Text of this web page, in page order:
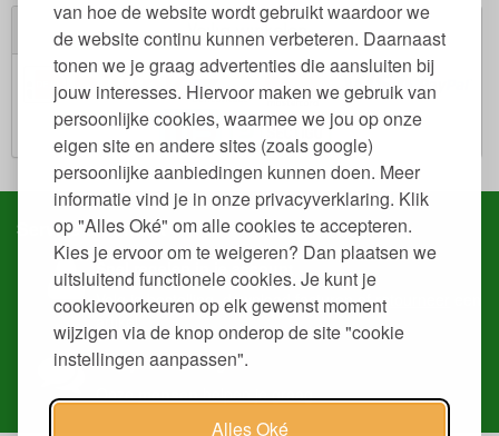
van hoe de website wordt gebruikt waardoor we
de website continu kunnen verbeteren. Daarnaast
tonen we je graag advertenties die aansluiten bij
jouw interesses. Hiervoor maken we gebruik van
persoonlijke cookies, waarmee we jou op onze
eigen site en andere sites (zoals google)
persoonlijke aanbiedingen kunnen doen. Meer
informatie vind je in onze privacyverklaring. Klik
op "Alles Oké" om alle cookies te accepteren.
Kies je ervoor om te weigeren? Dan plaatsen we
uitsluitend functionele cookies. Je kunt je
cookievoorkeuren op elk gewenst moment
wijzigen via de knop onderop de site "cookie
instellingen aanpassen".
Alles Oké
Veilig winkelen
Service & contact
Snel regelen in je account
Volg jebestelling, downloadfacturenofretourneer
artikel.
Heb je ons nodig?
Onzemensenhelpen je graag.